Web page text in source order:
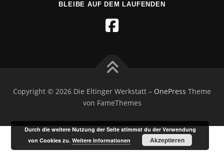
BLEIBE AUF DEM LAUFENDEN
Copyright © 2026 Die Eltinger Werkstatt – OnePress Theme
von FameThemes
Durch die weitere Nutzung der Seite stimmst du der Verwendung
von Cookies zu.Weitere Informationen Akzeptieren